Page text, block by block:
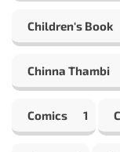
Children's Book
Chinna Thambi
Comics 1